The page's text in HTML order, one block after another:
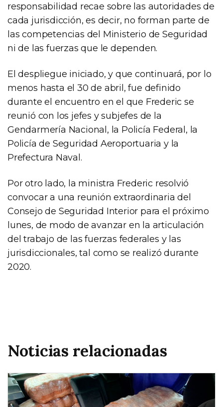
responsabilidad recae sobre las autoridades de
cada jurisdicción, es decir, no forman parte de
las competencias del Ministerio de Seguridad
ni de las fuerzas que le dependen.
El despliegue iniciado, y que continuará, por lo
menos hasta el 30 de abril, fue definido
durante el encuentro en el que Frederic se
reunió con los jefes y subjefes de la
Gendarmería Nacional, la Policía Federal, la
Policía de Seguridad Aeroportuaria y la
Prefectura Naval.
Por otro lado, la ministra Frederic resolvió
convocar a una reunión extraordinaria del
Consejo de Seguridad Interior para el próximo
lunes, de modo de avanzar en la articulación
del trabajo de las fuerzas federales y las
jurisdiccionales, tal como se realizó durante
2020.
Noticias relacionadas